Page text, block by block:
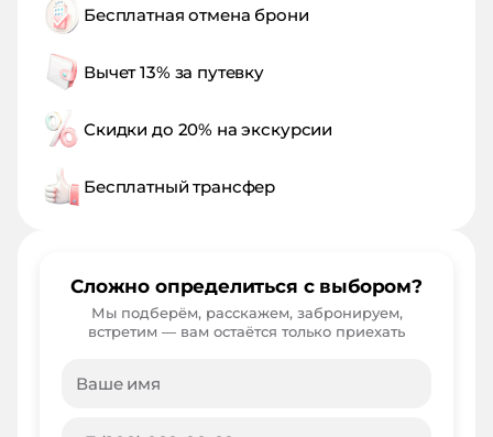
Бесплатная отмена брони
Вычет 13% за путевку
Скидки до 20% на экскурсии
Бесплатный трансфер
Сложно определиться с выбором?
Мы подберём, расскажем, забронируем,
встретим — вам остаётся только приехать